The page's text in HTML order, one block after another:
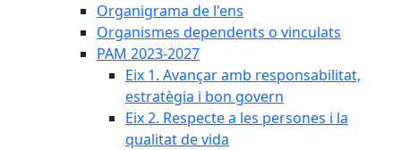
Organigrama de l'ens
Organismes dependents o vinculats
PAM 2023-2027
Eix 1. Avançar amb responsabilitat,
estratègia i bon govern
Eix 2. Respecte a les persones i la
qualitat de vida